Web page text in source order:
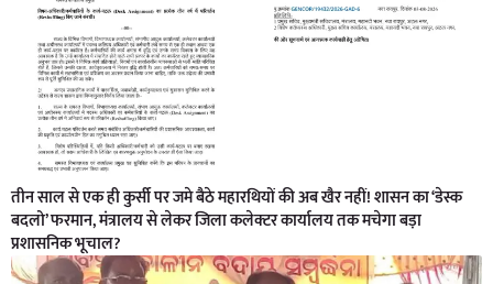
तीन साल से एक ही कुर्सी पर जमे बैठे महारथियों की अब खैर नहीं! शासन का ‘डेस्क
बदलो’ फरमान, मंत्रालय से लेकर जिला कलेक्टर कार्यालय तक मचेगा बड़ा
प्रशासनिक भूचाल?